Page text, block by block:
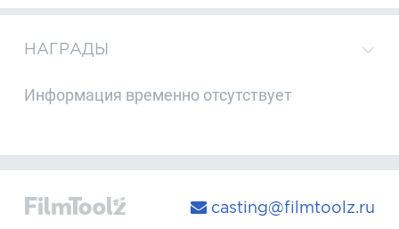
НАГРАДЫ
Информация временно отсутствует
casting@filmtoolz.ru